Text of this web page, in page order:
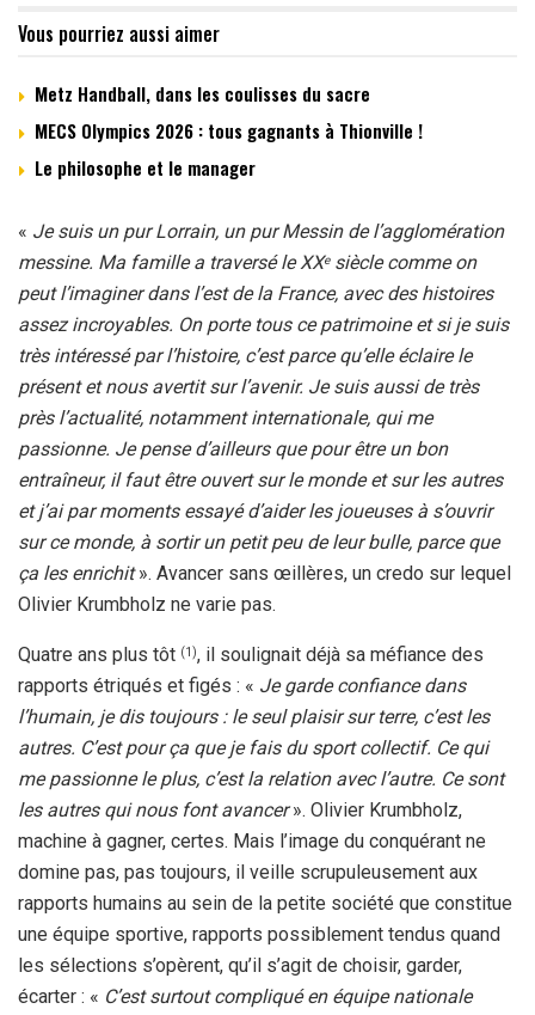
Vous pourriez aussi aimer
Metz Handball, dans les coulisses du sacre
MECS Olympics 2026 : tous gagnants à Thionville !
Le philosophe et le manager
« Je suis un pur Lorrain, un pur Messin de l’agglomération
messine. Ma famille a traversé le XXesiècle comme on
peut l’imaginer dans l’est de la France, avec des histoires
assez incroyables. On porte tous ce patrimoine et si je suis
très intéressé par l’histoire, c’est parce qu’elle éclaire le
présent et nous avertit sur l’avenir. Je suis aussi de très
près l’actualité, notamment internationale, qui me
passionne. Je pense d’ailleurs que pour être un bon
entraîneur, il faut être ouvert sur le monde et sur les autres
et j’ai par moments essayé d’aider les joueuses à s’ouvrir
sur ce monde, à sortir un petit peu de leur bulle, parce que
ça les enrichit». Avancer sans œillères, un credo sur lequel
Olivier Krumbholz ne varie pas.
Quatre ans plus tôt (1), il soulignait déjà sa méfiance des
rapports étriqués et figés : « Je garde confiance dans
l’humain, je dis toujours : le seul plaisir sur terre, c’est les
autres. C’est pour ça que je fais du sport collectif. Ce qui
me passionne le plus, c’est la relation avec l’autre. Ce sont
les autres qui nous font avancer». Olivier Krumbholz,
machine à gagner, certes. Mais l’image du conquérant ne
domine pas, pas toujours, il veille scrupuleusement aux
rapports humains au sein de la petite société que constitue
une équipe sportive, rapports possiblement tendus quand
les sélections s’opèrent, qu’il s’agit de choisir, garder,
écarter : « C’est surtout compliqué en équipe nationale